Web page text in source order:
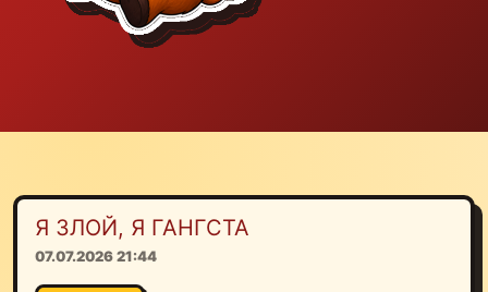
Я ЗЛОЙ, Я ГАНГСТА
07.07.2026 21:44